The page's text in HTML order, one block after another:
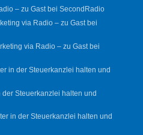
– zu Gast bei SecondRadio
via Radio – zu Gast bei
via Radio – zu Gast bei
in der Steuerkanzlei halten und
der Steuerkanzlei halten und
in der Steuerkanzlei halten und